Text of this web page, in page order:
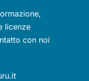
licenze
con noi